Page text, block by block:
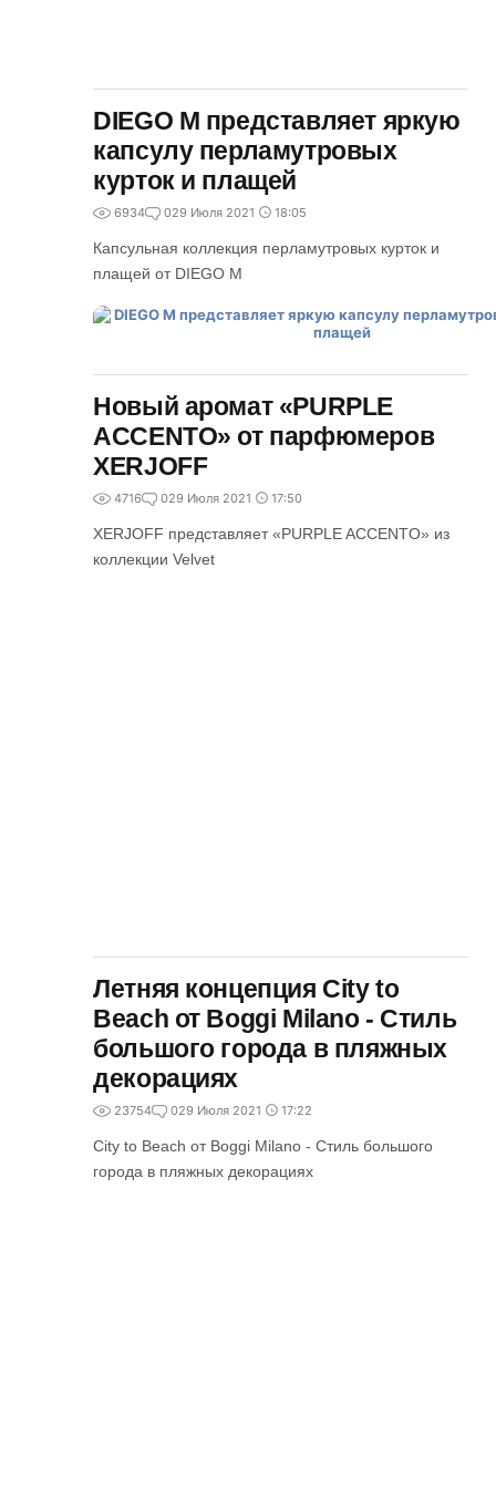
DIEGO M представляет яркую
капсулу перламутровых
курток и плащей
6934 029 Июля 2021 18:05
Капсульная коллекция перламутровых курток и
плащей от DIEGO M
Новый аромат «PURPLE
ACCENTO» от парфюмеров
XERJOFF
4716 029 Июля 2021 17:50
XERJOFF представляет «PURPLE ACCENTO» из
коллекции Velvet
Летняя концепция City to
Beach от Boggi Milano - Cтиль
большого города в пляжных
декорациях
23754 029 Июля 2021 17:22
City to Beach от Boggi Milano - Cтиль большого
города в пляжных декорациях